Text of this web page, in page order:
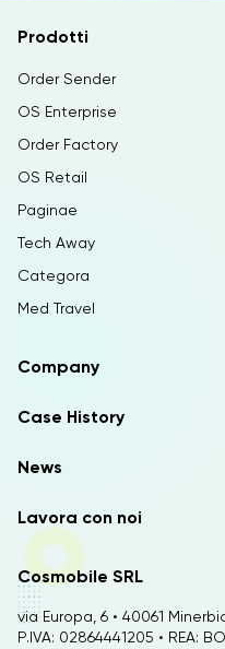
Cosmobile SRL
via Europa, 6 • 40061
P.IVA: 02864441205 • REA:
Prodotti
Order Sender
OS Enterprise
Order Factory
OS Retail
Paginae
Tech Away
Categora
Med Travel
Company
Case History
News
Lavora con noi